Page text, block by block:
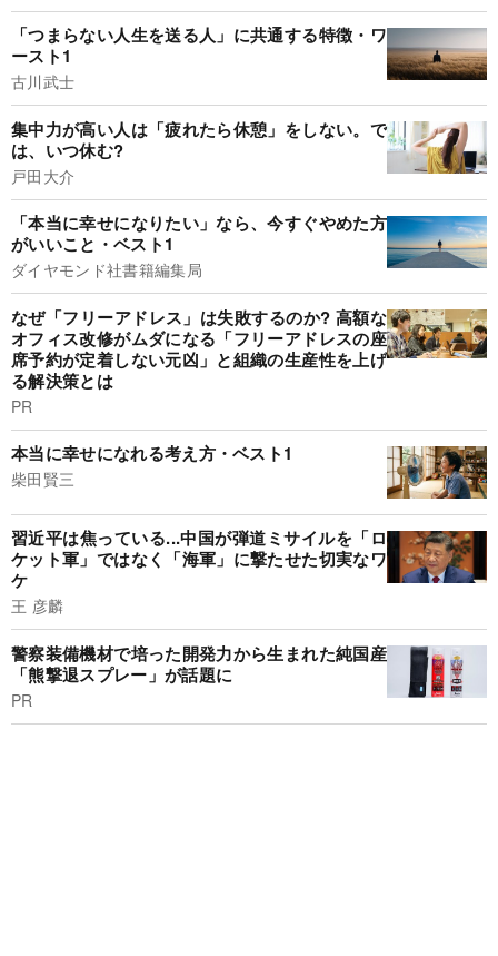
「つまらない人生を送る人」に共通する特徴・ワ
ースト1
古川武士
集中力が高い人は「疲れたら休憩」をしない。で
は、いつ休む?
戸田大介
「本当に幸せになりたい」なら、今すぐやめた方
がいいこと・ベスト1
ダイヤモンド社書籍編集局
なぜ「フリーアドレス」は失敗するのか? 高額な
オフィス改修がムダになる「フリーアドレスの座
席予約が定着しない元凶」と組織の生産性を上げ
る解決策とは
PR
本当に幸せになれる考え方・ベスト1
柴田賢三
習近平は焦っている...中国が弾道ミサイルを「ロ
ケット軍」ではなく「海軍」に撃たせた切実なワ
ケ
王 彦麟
警察装備機材で培った開発力から生まれた純国産
「熊撃退スプレー」が話題に
PR